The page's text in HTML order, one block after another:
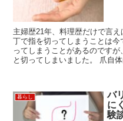
主婦歴21年、料理歴だけで言
丁で指を切ってしまうことは
ってしまうことがあるのです
と切ってしまいました。 爪自
暮らし
バ
に
験